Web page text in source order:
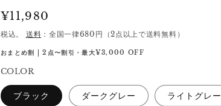
通
常
価
格
¥11,980
税込。 送料 ：全国一律680円（2点以上で送料無料）
おまとめ割 | 2点〜割引・最大¥3,000 OFF
COLOR
ブラック ダークグレー ライトグレー